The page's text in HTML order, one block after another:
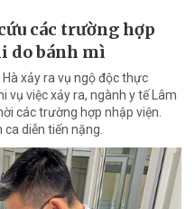
các trường hợp
do bánh mì
xảy ra vụ ngộ độc thực
vụ việc xảy ra, ngành y tế Lâm
các trường hợp nhập viện.
diễn tiến nặng.